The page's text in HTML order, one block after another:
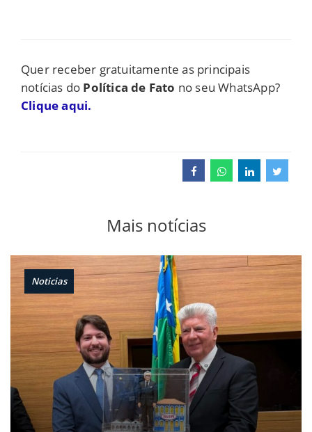
Quer receber gratuitamente as principais
notícias do Política de Fato no seu WhatsApp?
Clique aqui.
Mais notícias
Noticias